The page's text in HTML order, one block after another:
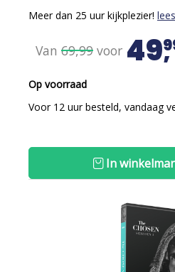
Meer dan 25 uur kijkplezier!
Van 69,99 voor 49
Op voorraad
Voor 12 uur besteld, vandaag
In